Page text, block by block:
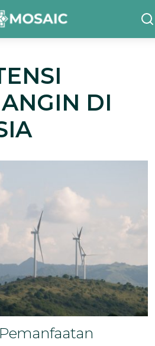
DI